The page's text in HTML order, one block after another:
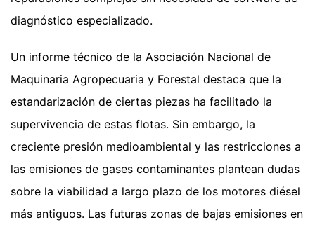
diagnóstico especializado.
Un informe técnico de la Asociación Nacional de
Maquinaria Agropecuaria y Forestal destaca que la
estandarización de ciertas piezas ha facilitado la
supervivencia de estas flotas. Sin embargo, la
creciente presión medioambiental y las restricciones a
las emisiones de gases contaminantes plantean dudas
sobre la viabilidad a largo plazo de los motores diésel
más antiguos. Las futuras zonas de bajas emisiones en